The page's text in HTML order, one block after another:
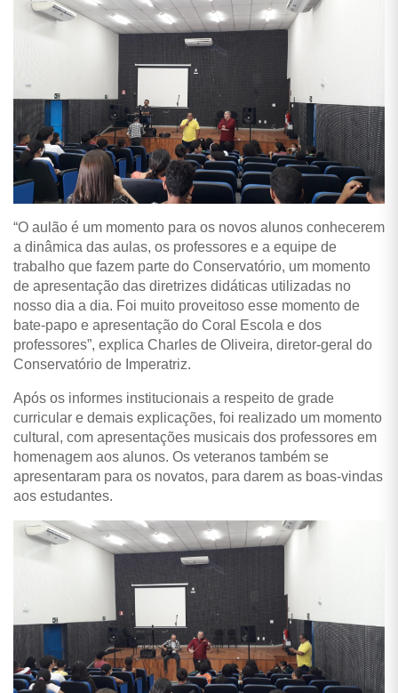
“O aulão é um momento para os novos alunos conhecerem
a dinâmica das aulas, os professores e a equipe de
trabalho que fazem parte do Conservatório, um momento
de apresentação das diretrizes didáticas utilizadas no
nosso dia a dia. Foi muito proveitoso esse momento de
bate-papo e apresentação do Coral Escola e dos
professores”, explica Charles de Oliveira, diretor-geral do
Conservatório de Imperatriz.
Após os informes institucionais a respeito de grade
curricular e demais explicações, foi realizado um momento
cultural, com apresentações musicais dos professores em
homenagem aos alunos. Os veteranos também se
apresentaram para os novatos, para darem as boas-vindas
aos estudantes.